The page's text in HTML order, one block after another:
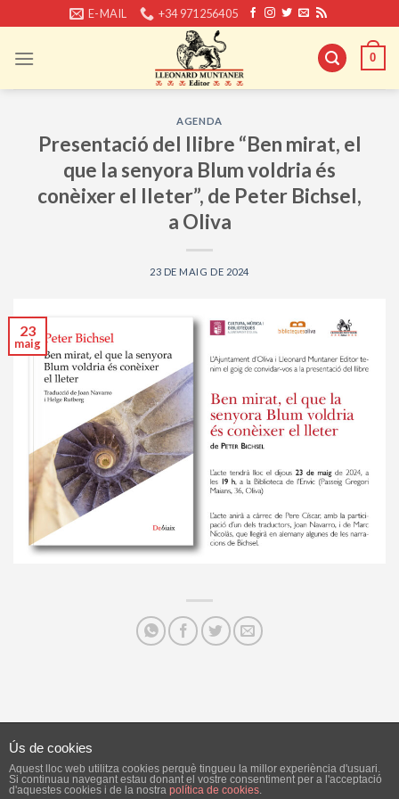
content
E-MAIL +34 971256405
0
AGENDA
Presentació del llibre “Ben mirat, el
que la senyora Blum voldria és
conèixer el lleter”, de Peter Bichsel,
a Oliva
23 DE MAIG DE 2024
23
maig
AVÍS LEGAL
POLÍTICA DE PRIVACITAT
POLÍTICA DE VENDA, ENTREGA, ANUL·LACIONS I DEVOLUCIONS
Ús de cookies
Aquest lloc web utilitza cookies perquè tingueu la millor experiència d'usuari.
Si continuau navegant estau donant el vostre consentiment per a l'acceptació
d'aquestes cookies i de la nostra política de cookies.